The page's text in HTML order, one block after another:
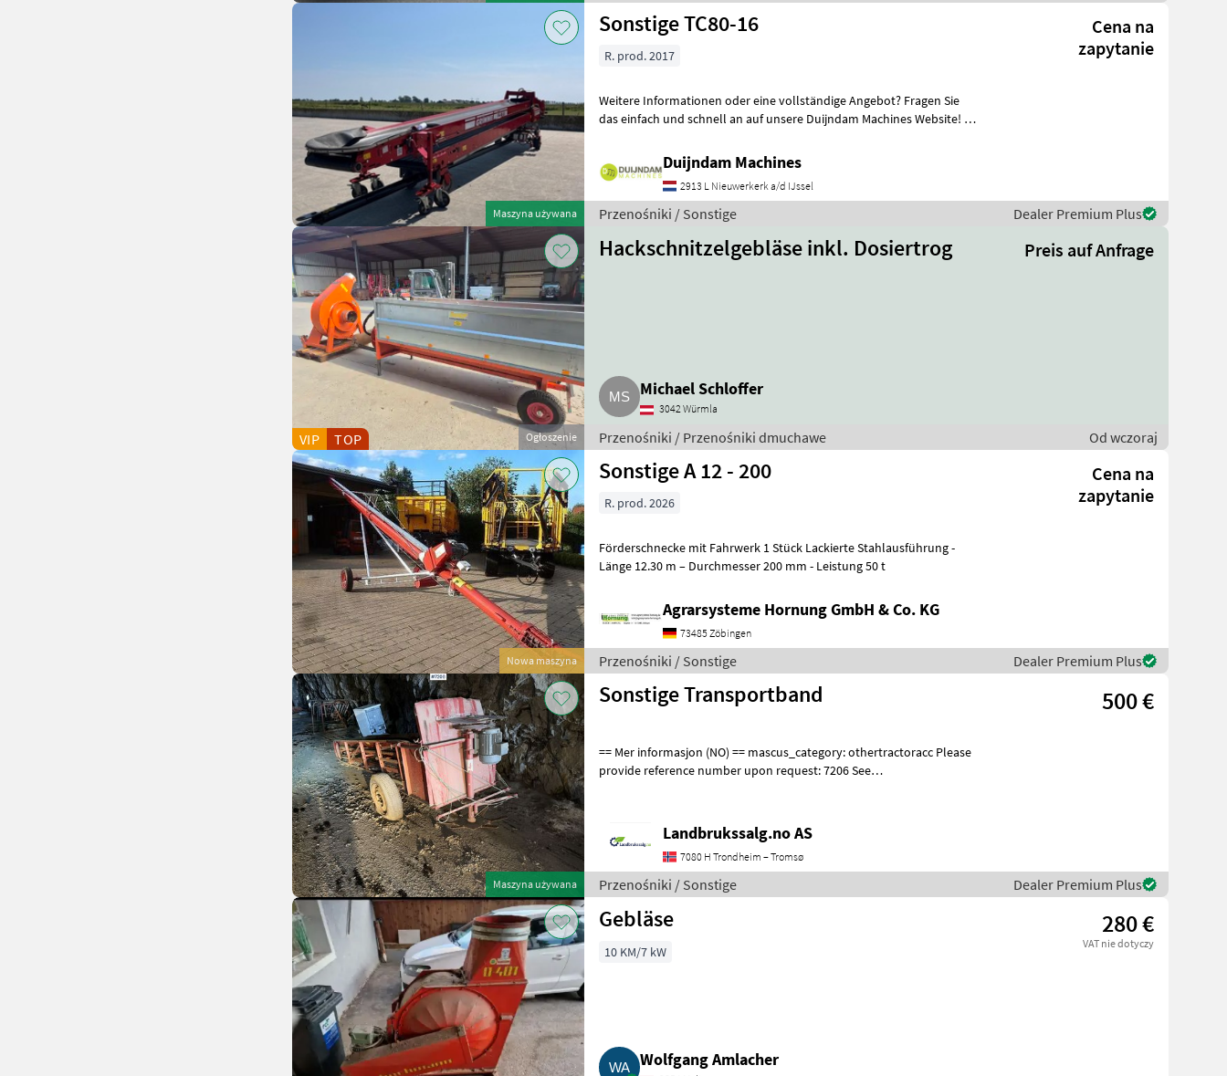
Maszyna używana
Sonstige TC80-16
Cena na
zapytanie
R. prod. 2017
Weitere Informationen oder eine vollständige Angebot? Fragen Sie
das einfach und schnell an auf unsere Duijndam Machines Website! Sie
Duijndam Machines
2913 L Nieuwerkerk a/d IJssel
Przenośniki / Sonstige Dealer Premium Plus
Ogłoszenie
VIP TOP
Hackschnitzelgebläse inkl. Dosiertrog Preis auf Anfrage
Michael Schloffer
3042 Würmla
Przenośniki / Przenośniki dmuchawe Od wczoraj
Nowa maszyna
Sonstige A 12 - 200
Cena na
zapytanie
R. prod. 2026
Förderschnecke mit Fahrwerk 1 Stück Lackierte Stahlausführung -
Länge 12.30 m – Durchmesser 200 mm - Leistung 50 t
Agrarsysteme Hornung GmbH & Co. KG
73485 Zöbingen
Przenośniki / Sonstige Dealer Premium Plus
Maszyna używana
Sonstige Transportband 500 €
== Mer informasjon (NO) == mascus_category: othertractoracc Please
provide reference number upon request: 7206 See
Landbrukssalg.no AS
7080 H Trondheim – Tromsø
Przenośniki / Sonstige Dealer Premium Plus
Gebläse 280 €
VAT nie dotyczy
10 KM/7 kW
Wolfgang Amlacher